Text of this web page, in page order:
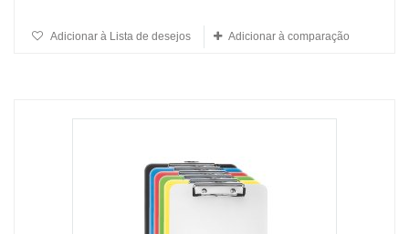
Adicionar à Lista de desejos Adicionar à comparação